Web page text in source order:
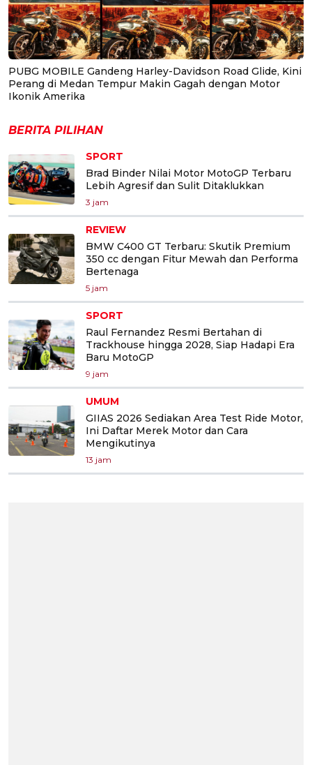
PUBG MOBILE Gandeng Harley-Davidson Road Glide, Kini
Perang di Medan Tempur Makin Gagah dengan Motor
Ikonik Amerika
BERITA PILIHAN
SPORT
Brad Binder Nilai Motor MotoGP Terbaru
Lebih Agresif dan Sulit Ditaklukkan
3 jam
REVIEW
BMW C400 GT Terbaru: Skutik Premium
350 cc dengan Fitur Mewah dan Performa
Bertenaga
5 jam
SPORT
Raul Fernandez Resmi Bertahan di
Trackhouse hingga 2028, Siap Hadapi Era
Baru MotoGP
9 jam
UMUM
GIIAS 2026 Sediakan Area Test Ride Motor,
Ini Daftar Merek Motor dan Cara
Mengikutinya
13 jam